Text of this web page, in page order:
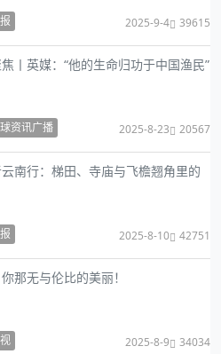
2025-9-4 39615
丨英媒：“他的生命归功于中国渔民”
资讯广播 2025-8-23 20567
南行：梯田、寺庙与飞檐翘角里的
2025-8-10 42751
那无与伦比的美丽！
2025-8-9 34034